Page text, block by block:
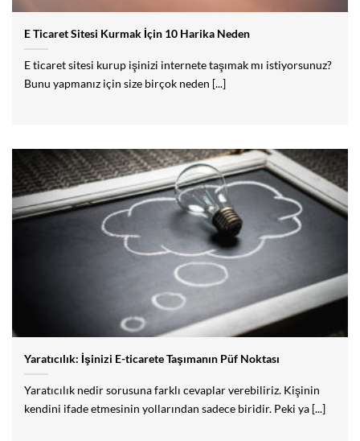
E Ticaret Sitesi Kurmak İçin 10 Harika Neden
E ticaret sitesi kurup işinizi internete taşımak mı istiyorsunuz?
Bunu yapmanız için size birçok neden [...]
Yaratıcılık: İşinizi E-ticarete Taşımanın Püf Noktası
Yaratıcılık nedir sorusuna farklı cevaplar verebiliriz. Kişinin
kendini ifade etmesinin yollarından sadece biridir. Peki ya [...]